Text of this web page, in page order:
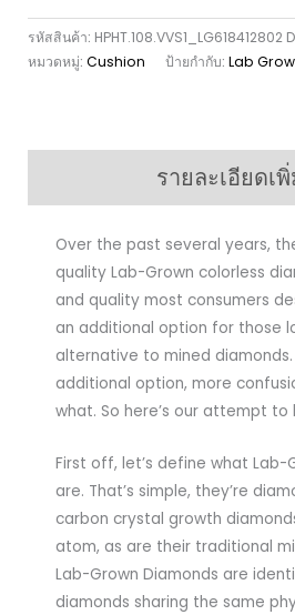
รหัสสินค้า: HPHT.108.VVS1_LG618412802
หมวดหมู่: Cushion ป้ายกำกับ: Lab
รายละเอียดเ
Over the past several years,
quality Lab-Grown colorless
and quality most consumers
an additional option for those
alternative to mined
additional option, more
what. So here’s our attempt
First off, let’s define what Lab-
are. That’s simple, they’re
carbon crystal growth
atom, as are their traditional
Lab-Grown Diamonds are
diamonds sharing the same